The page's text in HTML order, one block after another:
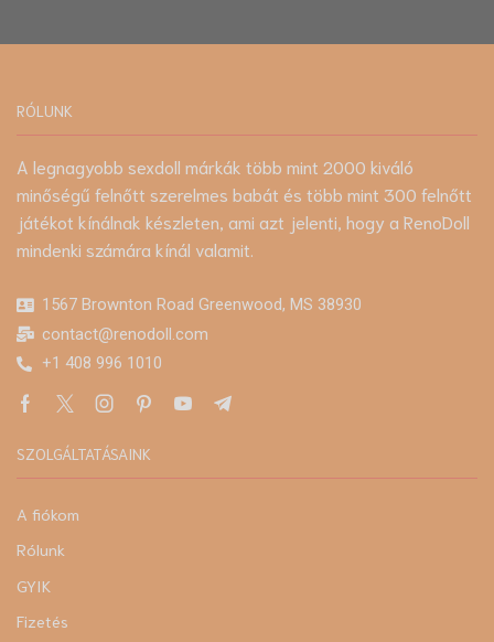
RÓLUNK
A legnagyobb sexdoll márkák több mint 2000 kiváló
minőségű felnőtt szerelmes babát és több mint 300 felnőtt
játékot kínálnak készleten, ami azt jelenti, hogy a RenoDoll
mindenki számára kínál valamit.
1567 Brownton Road Greenwood, MS 38930
contact@renodoll.com
+1 408 996 1010
SZOLGÁLTATÁSAINK
A fiókom
Rólunk
GYIK
Fizetés